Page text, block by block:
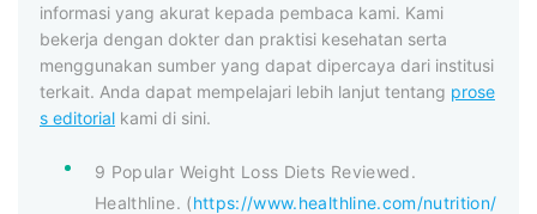
informasi yang akurat kepada pembaca kami. Kami
bekerja dengan dokter dan praktisi kesehatan serta
menggunakan sumber yang dapat dipercaya dari institusi
terkait. Anda dapat mempelajari lebih lanjut tentang prose
s editorial kami di sini.
9 Popular Weight Loss Diets Reviewed.
Healthline. (https://www.healthline.com/nutrition/